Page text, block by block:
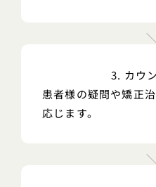
3. カウ
患者様の疑問や矯正
応じます。